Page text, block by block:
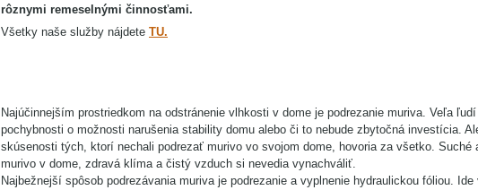
rôznymi remeselnými činnosťami.
Všetky naše služby nájdete TU.
Najúčinnejším prostriedkom na odstránenie vlhkosti v dome je podrezanie muriva. Veľa
pochybnosti o možnosti narušenia stability domu alebo či to nebude zbytočná investícia.
skúsenosti tých, ktorí nechali podrezať murivo vo svojom dome, hovoria za všetko. Suché
murivo v dome, zdravá klíma a čistý vzduch si nevedia vynachváliť.
Najbežnejší spôsob podrezávania muriva je podrezanie a vyplnenie hydraulickou fóliou. Ide